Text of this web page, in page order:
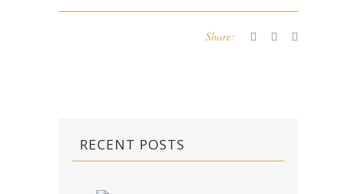
Share:
RECENT POSTS